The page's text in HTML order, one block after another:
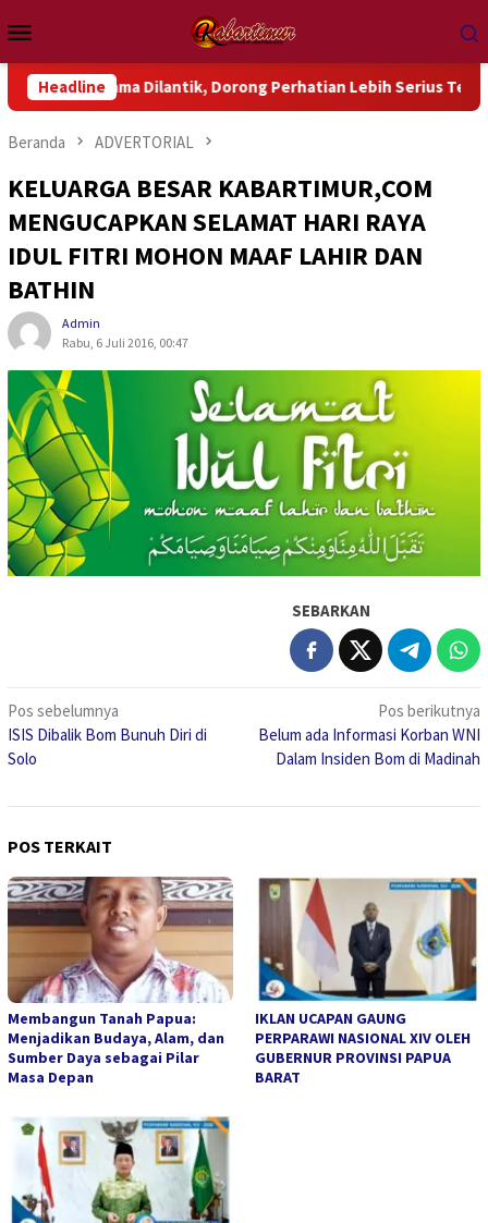
ke
kontenMobile
HeadlineDilantik, Dorong Perhatian Lebih Serius Terhadap Isu
Beranda ADVERTORIAL
KELUARGA BESAR KABARTIMUR,COM
MENGUCAPKAN SELAMAT HARI RAYA
IDUL FITRI MOHON MAAF LAHIR DAN
BATHIN
Admin
Rabu, 6 Juli 2016, 00:47
SEBARKAN
Navigasi
pos
Pos sebelumnya
ISIS Dibalik Bom Bunuh Diri di
Solo
Pos berikutnya
Belum ada Informasi Korban WNI
Dalam Insiden Bom di Madinah
POS TERKAIT
Membangun Tanah Papua:
Menjadikan Budaya, Alam, dan
Sumber Daya sebagai Pilar
Masa Depan
IKLAN UCAPAN GAUNG
PERPARAWI NASIONAL XIV OLEH
GUBERNUR PROVINSI PAPUA
BARAT